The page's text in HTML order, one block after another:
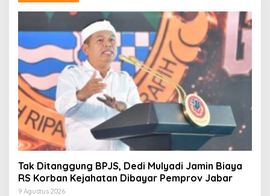
Tak Ditanggung BPJS, Dedi Mulyadi Jamin Biaya
RS Korban Kejahatan Dibayar Pemprov Jabar
9 Agustus 2026